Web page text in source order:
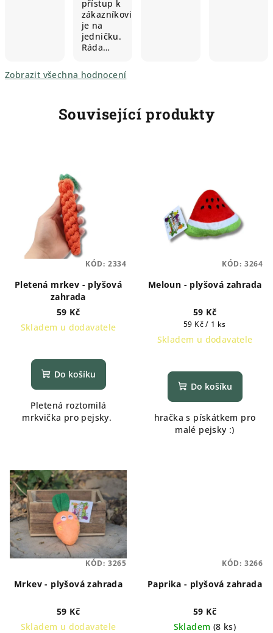
přístup k
zákazníkovi
je na
jedničku.
Ráda…
Zobrazit všechna hodnocení
Související produkty
Pletená mrkev - plyšová
zahrada
59 Kč
Skladem u dodavatele
Do košíku
Pletená roztomilá
mrkvička pro pejsky.
KÓD: 2334
Meloun - plyšová zahrada
59 Kč
Měrná
cena:
59 Kč / 1 ks
Skladem u dodavatele
Do košíku
hračka s pískátkem pro
malé pejsky :)
KÓD: 3264
Mrkev - plyšová zahrada
59 Kč
Skladem u dodavatele
KÓD: 3265
Paprika - plyšová zahrada
59 Kč
Skladem (8 ks)
KÓD: 3266